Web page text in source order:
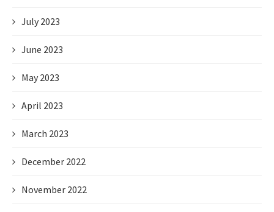
July 2023
June 2023
May 2023
April 2023
March 2023
December 2022
November 2022